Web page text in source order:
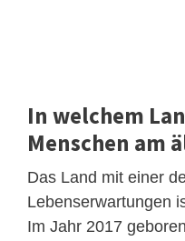
In welchem
Menschen am
Das Land mit einer
Lebenserwartungen
Im Jahr 2017